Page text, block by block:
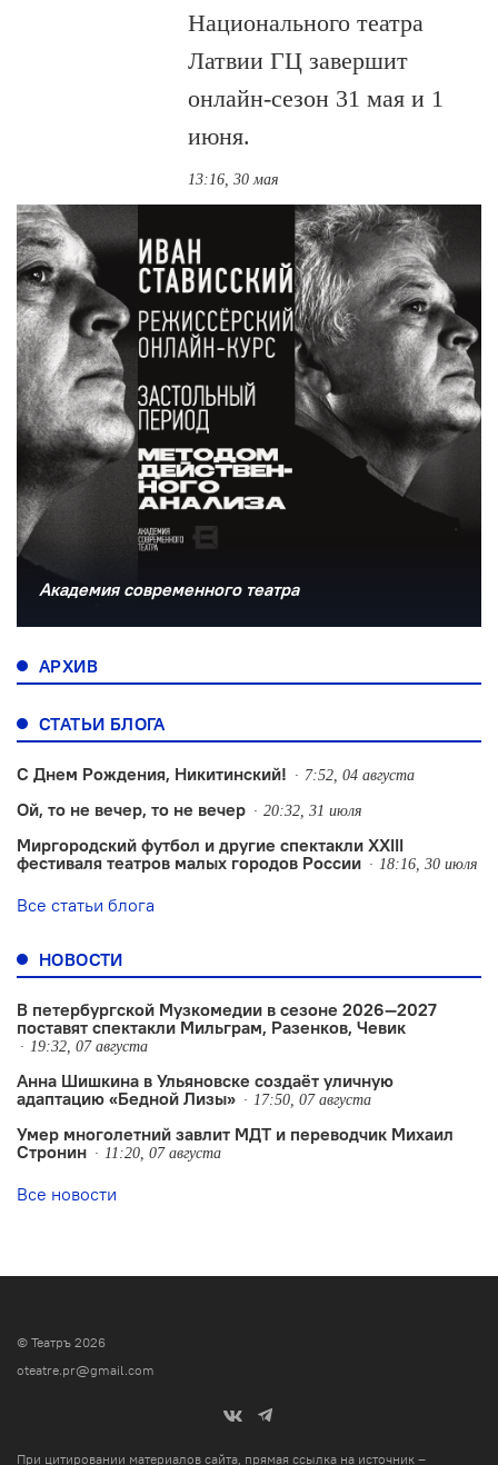
Национального театра
Латвии ГЦ завершит
онлайн-сезон 31 мая и 1
июня.
13:16, 30 мая
Академия современного театра
АРХИВ
СТАТЬИ БЛОГА
С Днем Рождения, Никитинский! 7:52, 04 августа
Ой, то не вечер, то не вечер 20:32, 31 июля
Миргородский футбол и другие спектакли XXIII
фестиваля театров малых городов России
18:16, 30 июля
Все статьи блога
НОВОСТИ
В петербургской Музкомедии в сезоне 2026—2027
поставят спектакли Мильграм, Разенков, Чевик
19:32, 07 августа
Анна Шишкина в Ульяновске создаëт уличную
адаптацию «Бедной Лизы»
17:50, 07 августа
Умер многолетний завлит МДТ и переводчик Михаил
Стронин
11:20, 07 августа
Все новости
© Театръ 2026
oteatre.pr@gmail.com
При цитировании материалов сайта, прямая ссылка на источник –